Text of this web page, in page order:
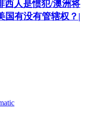
西人是惯犯/澳洲将
国有没有管辖权？|